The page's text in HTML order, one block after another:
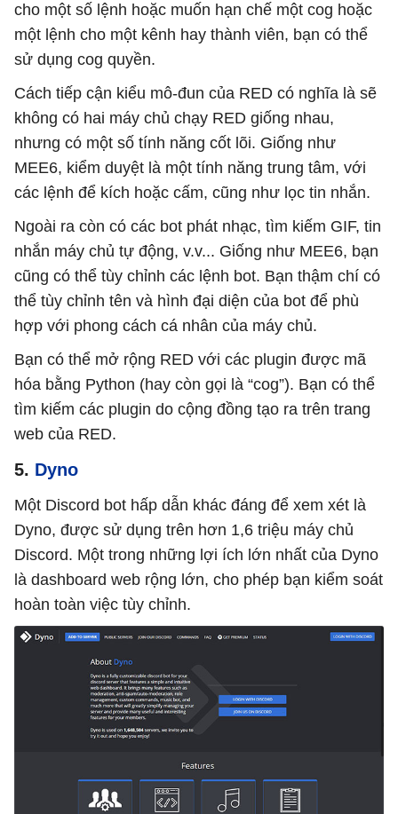
cho một số lệnh hoặc muốn hạn chế một cog hoặc
một lệnh cho một kênh hay thành viên, bạn có thể
sử dụng cog quyền.
Cách tiếp cận kiểu mô-đun của RED có nghĩa là sẽ
không có hai máy chủ chạy RED giống nhau,
nhưng có một số tính năng cốt lõi. Giống như
MEE6, kiểm duyệt là một tính năng trung tâm, với
các lệnh để kích hoặc cấm, cũng như lọc tin nhắn.
Ngoài ra còn có các bot phát nhạc, tìm kiếm GIF, tin
nhắn máy chủ tự động, v.v... Giống như MEE6, bạn
cũng có thể tùy chỉnh các lệnh bot. Bạn thậm chí có
thể tùy chỉnh tên và hình đại diện của bot để phù
hợp với phong cách cá nhân của máy chủ.
Bạn có thể mở rộng RED với các plugin được mã
hóa bằng Python (hay còn gọi là “cog”). Bạn có thể
tìm kiếm các plugin do cộng đồng tạo ra trên trang
web của RED.
5. Dyno
Một Discord bot hấp dẫn khác đáng để xem xét là
Dyno, được sử dụng trên hơn 1,6 triệu máy chủ
Discord. Một trong những lợi ích lớn nhất của Dyno
là dashboard web rộng lớn, cho phép bạn kiểm soát
hoàn toàn việc tùy chỉnh.